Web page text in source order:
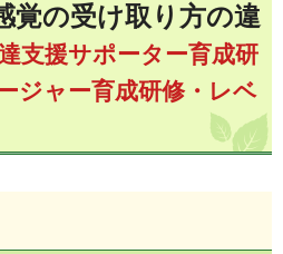
覚の受け取り方の違
達支援サポーター育成研
ジャー育成研修・レベ